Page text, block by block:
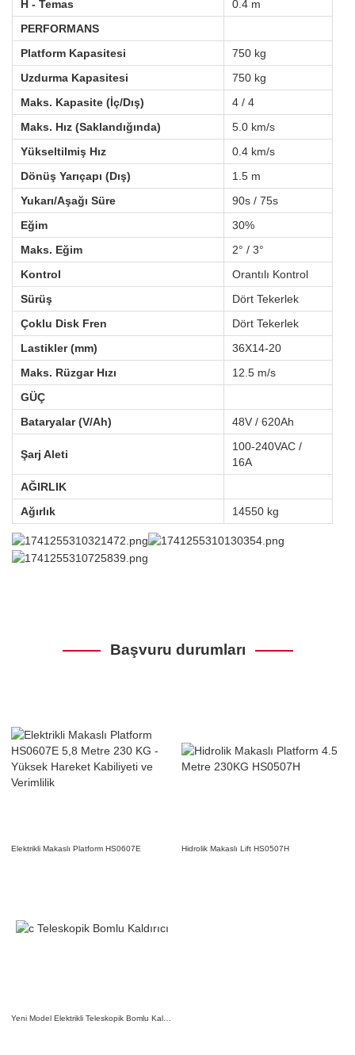
H - Temas
0.4 m
PERFORMANS
Platform Kapasitesi
750 kg
Uzdurma Kapasitesi
750 kg
Maks. Kapasite (İç/Dış)
4 / 4
Maks. Hız (Saklandığında)
5.0 km/s
Yükseltilmiş Hız
0.4 km/s
Dönüş Yarıçapı (Dış)
1.5 m
Yukarı/Aşağı Süre
90s / 75s
Eğim
30%
Maks. Eğim
2° / 3°
Kontrol
Orantılı Kontrol
Sürüş
Dört Tekerlek
Çoklu Disk Fren
Dört Tekerlek
Lastikler (mm)
36X14-20
Maks. Rüzgar Hızı
12.5 m/s
GÜÇ
Bataryalar (V/Ah)
48V / 620Ah
Şarj Aleti
100-240VAC /
16A
AĞIRLIK
Ağırlık
14550 kg
Başvuru durumları
Elektrikli Makaslı Platform HS0607E Hidrolik Makaslı Lift HS0507H